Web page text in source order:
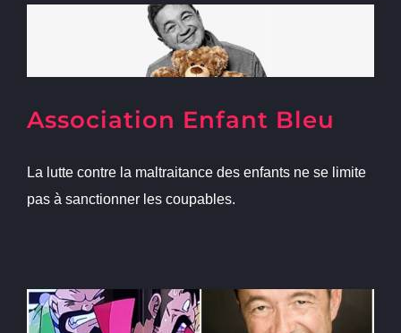
Association Enfant Bleu
La lutte contre la maltraitance des enfants ne se limite
pas à sanctionner les coupables.